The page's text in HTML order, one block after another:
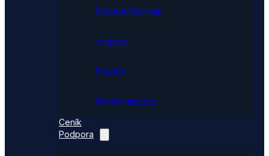
Shoptet Premium
Upgates
Shopify
WooCommerce
Ceník
Podpora